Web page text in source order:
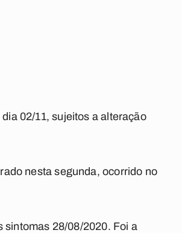
02/11, sujeitos a alteração
nesta segunda, ocorrido no
sintomas 28/08/2020. Foi a